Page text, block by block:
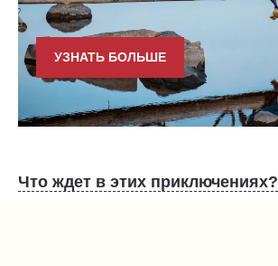
УЗНАТЬ БОЛЬШЕ
Что ждет в этих приключениях?